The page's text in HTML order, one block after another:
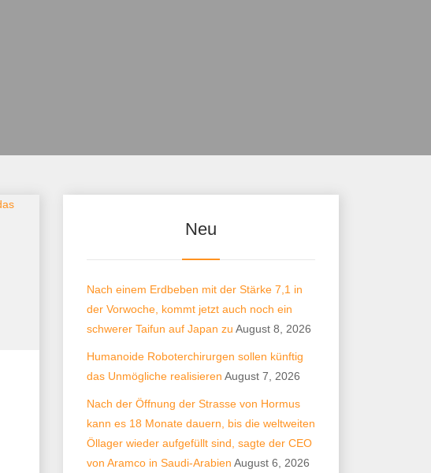
Neu
Nach einem Erdbeben mit der Stärke 7,1 in
der Vorwoche, kommt jetzt auch noch ein
schwerer Taifun auf Japan zu August 8, 2026
Humanoide Roboterchirurgen sollen künftig
das Unmögliche realisieren August 7, 2026
Nach der Öffnung der Strasse von Hormus
kann es 18 Monate dauern, bis die weltweiten
Öllager wieder aufgefüllt sind, sagte der CEO
von Aramco in Saudi-Arabien August 6, 2026